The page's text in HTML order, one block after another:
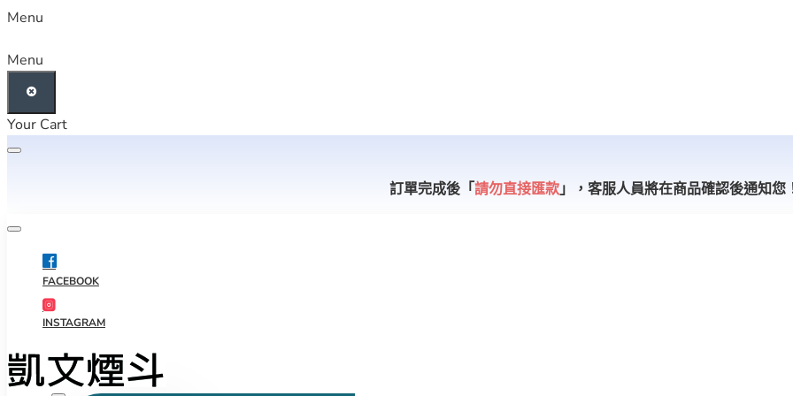
Menu
Menu
Your Cart
訂單完成後「請勿直接匯款 」， 客服人員將在商品確認後通知您
FACEBOOK
INSTAGRAM